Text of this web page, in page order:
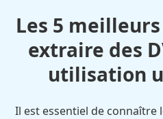
Les 5
extraire des
utilisation
Il est essentiel de connaître